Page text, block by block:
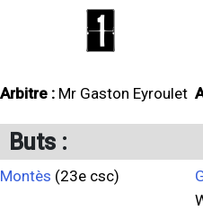
1
Arbitre : Mr Gaston Eyroulet
Buts :
Montès (23e csc)